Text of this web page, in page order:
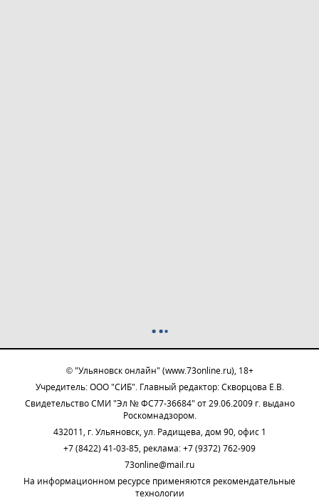
© "Ульяновск онлайн" (www.73online.ru), 18+
Учредитель: ООО "СИБ". Главный редактор: Скворцова Е.В.
Свидетельство СМИ "Эл № ФС77-36684" от 29.06.2009 г. выдано
Роскомнадзором.
432011, г. Ульяновск, ул. Радищева, дом 90, офис 1
+7 (8422) 41-03-85, реклама: +7 (9372) 762-909
73online@mail.ru
На информационном ресурсе применяются рекомендательные
технологии